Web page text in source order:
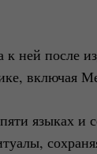
ней после
включая
языках и